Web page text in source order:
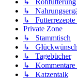
↳
↳ Futterrezepte
Private Zone
↳ Stammtisch
↳
↳ Tagebücher
↳ Kommentare
↳ Katzentalk